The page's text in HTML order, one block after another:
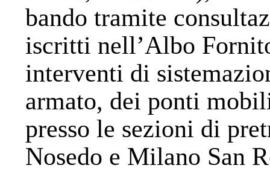
bando tramite
iscritti nell’Albo
interventi di
armato, dei ponti
presso le sezioni di
Nosedo e Milano San